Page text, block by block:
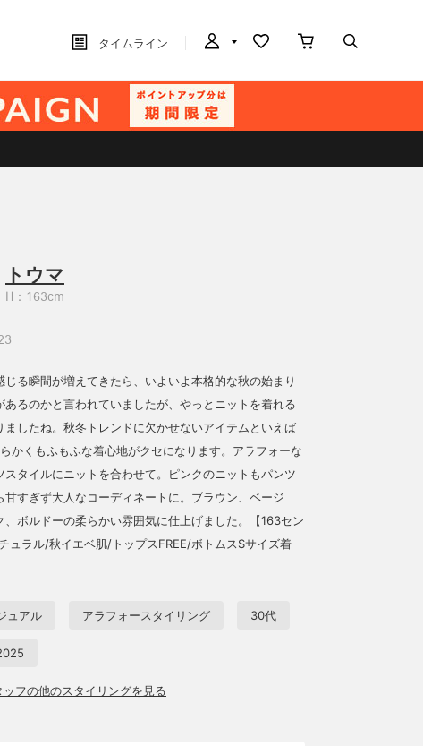
タイムライン
トウマ
H：163cm
じる瞬間が増えてきたら、いよいよ本格的な秋の始まり
あるのかと言われていましたが、やっとニットを着れる
ましたね。秋冬トレンドに欠かせないアイテムといえば
かくもふもふな着心地がクセになります。アラフォーな
スタイルにニットを合わせて。ピンクのニットもパンツ
甘すぎず大人なコーディネートに。ブラウン、ベージ
、ボルドーの柔らかい雰囲気に仕上げました。【163セン
ュラル/秋イエベ肌/トップスFREE/ボトムスSサイズ着
ュアル アラフォースタイリング 30代
ッフの他のスタイリングを見る